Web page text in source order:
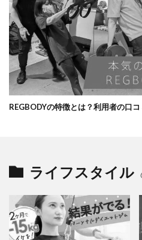
REGBODYの特徴とは？利用者の口
ライフスタイル